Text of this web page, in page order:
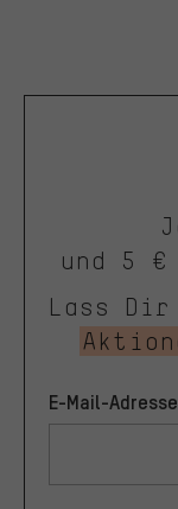
und 5
Lass Dir
E-Mail-Adresse